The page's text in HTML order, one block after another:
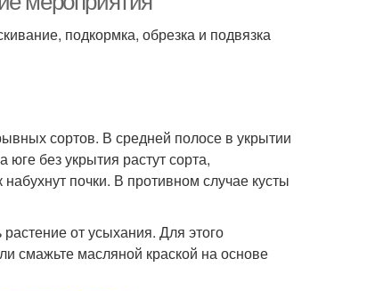
подкормка, обрезка и подвязка
сортов. В средней полосе в укрытии
без укрытия растут сорта,
почки. В противном случае кусты
от усыхания. Для этого
смажьте масляной краской на основе